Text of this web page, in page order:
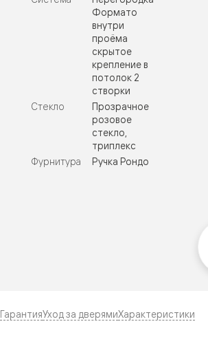
Формато
внутри
проёма
скрытое
крепление в
потолок 2
створки
Стекло
Прозрачное
розовое
стекло,
триплекс
Фурнитура
Ручка Рондо
ГарантияУход за дверямиХарактеристики